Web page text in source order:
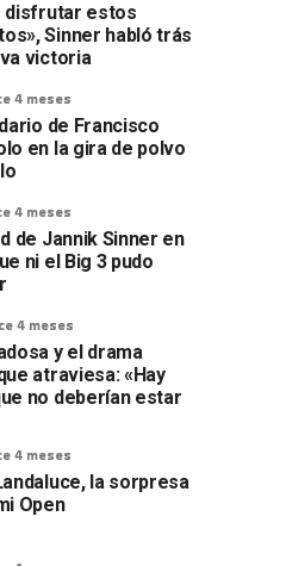
disfrutar estos
Sinner habló trás
victoria
4 meses
de Francisco
en la gira de polvo
4 meses
de Jannik Sinner en
ni el Big 3 pudo
4 meses
y el drama
atraviesa: «Hay
no deberían estar
4 meses
la sorpresa
Open